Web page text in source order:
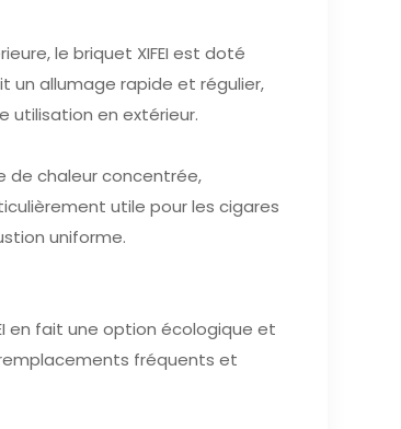
le briquet XIFEI est doté
allumage rapide et régulier,
utilisation en extérieur.
de chaleur concentrée,
utile pour les cigares
uniforme.
en fait une option écologique et
fréquents et